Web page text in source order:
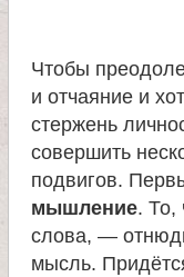
Чтобы
и отчаяние и
стержень
совершить
подвигов.
мышление. То,
слова, —
мысль.